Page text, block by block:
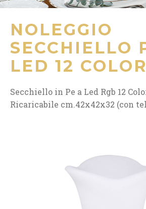
NOLEGGIO
SECCHIELLO
LED 12
Secchiello in Pe a Led Rgb 12
Ricaricabile cm.42x42x32 (con